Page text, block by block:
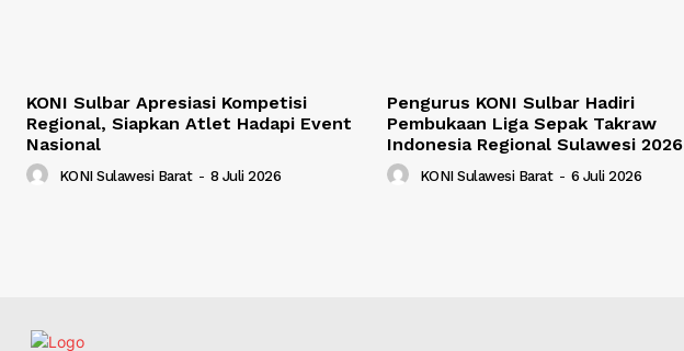
KONI Sulbar Apresiasi Kompetisi
Regional, Siapkan Atlet Hadapi Event
Nasional
KONI Sulawesi Barat - 8 Juli 2026
Pengurus KONI Sulbar Hadiri
Pembukaan Liga Sepak Takraw
Indonesia Regional Sulawesi 2026
KONI Sulawesi Barat - 6 Juli 2026